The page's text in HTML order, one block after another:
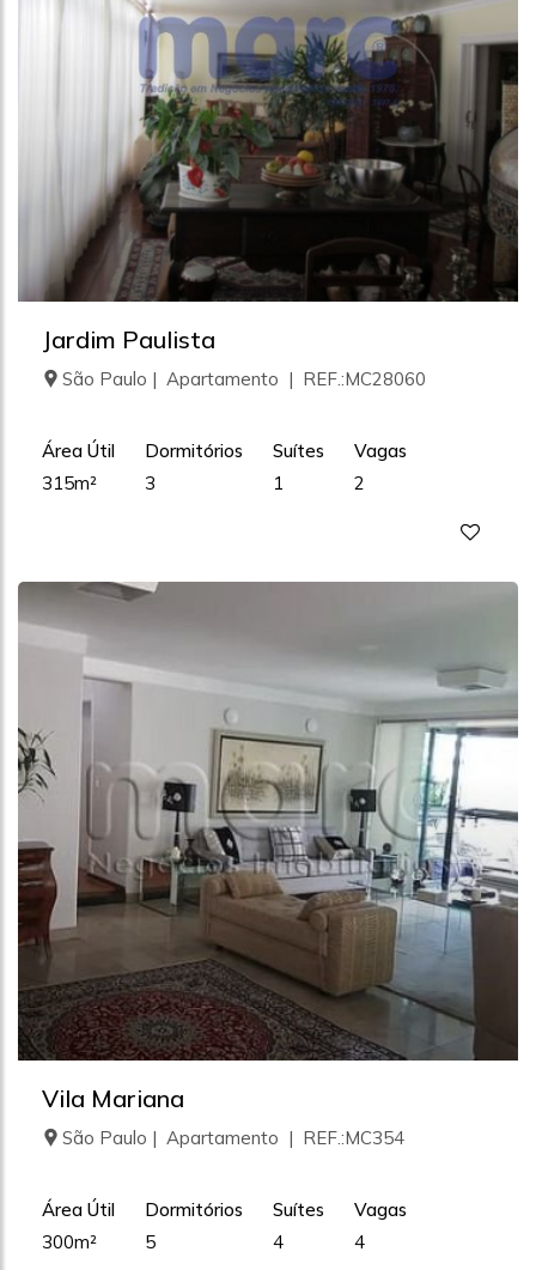
Jardim Paulista
São Paulo | Apartamento | REF.:MC28060
Área Útil
315m²
Dormitórios
3
Suítes
1
Vagas
2
Vila Mariana
São Paulo | Apartamento | REF.:MC354
Área Útil
300m²
Dormitórios
5
Suítes
4
Vagas
4